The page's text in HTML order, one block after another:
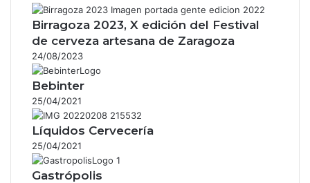
Birragoza 2023, X edición del Festival
de cerveza artesana de Zaragoza
24/08/2023
Bebinter
25/04/2021
Líquidos Cervecería
25/04/2021
Gastrópolis